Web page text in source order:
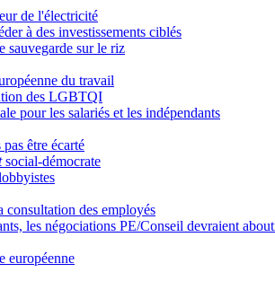
de l'électricité
à des investissements ciblés
sauvegarde sur le riz
du travail
des LGBTQI
pour les salariés et les indépendants
être écarté
social-démocrate
consultation des employés
les négociations PE/Conseil devraient
européenne